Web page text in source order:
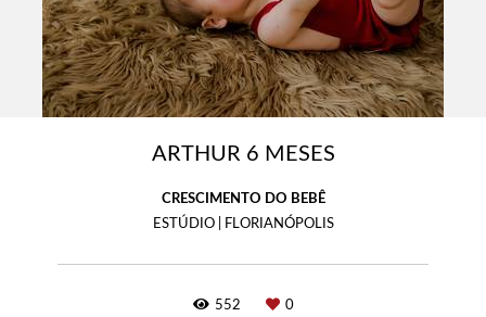
ARTHUR 6 MESES
CRESCIMENTO DO BEBÊ
ESTÚDIO | FLORIANÓPOLIS
552 0